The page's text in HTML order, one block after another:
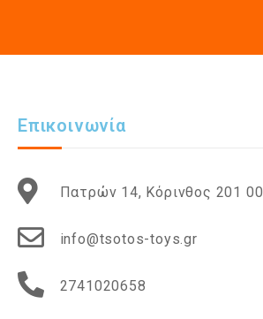
Επικοινωνία
Πατρών 14, Κόρινθος 201 00
info@tsotos-toys.gr
2741020658